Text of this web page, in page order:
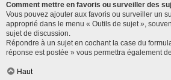
Comment mettre en favoris ou surveiller des
Vous pouvez ajouter aux favoris ou surveiller un
approprié dans le menu « Outils de sujet »,
sujet de discussion.
Répondre à un sujet en cochant la case du
réponse est postée » vous permettra également
Haut